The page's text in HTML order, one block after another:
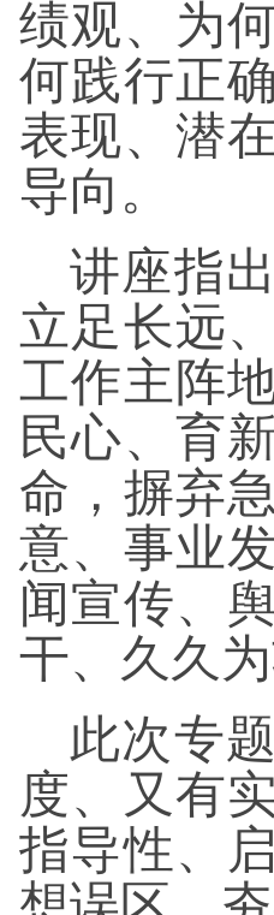
绩观、为
何践行正
表现、潜
导向。
讲座指
立足长远
工作主阵
民心、育
命，摒弃
意、事业
闻宣传、
干、久久
此次专
度、又有
指导性、